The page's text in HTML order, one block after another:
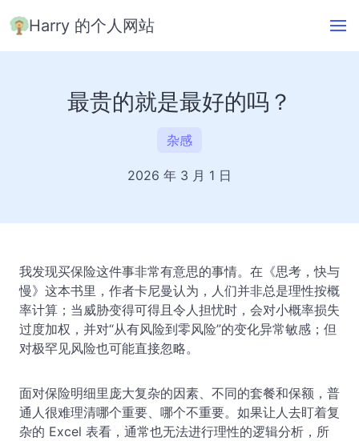
Harry 的个人网站
最贵的就是最好的吗？
杂感
2026 年 3 月 1 日
我发现买保险这件事非常有意思的事情。在《思考，快与
慢》这本书里，作者卡尼曼认为，人们并非总是理性按概
率计算；当威胁变得可得且令人担忧时，会对小概率损失
过度加权，并对“从有风险到零风险”的变化异常敏感；但
对极罕见风险也可能直接忽略。
面对保险明细里庞大复杂的因素、不同的套餐和保额，普
通人很难理清哪个重要、哪个不重要。如果让人去盯着复
杂的 Excel 表看，通常也无法进行理性的逻辑分析，所